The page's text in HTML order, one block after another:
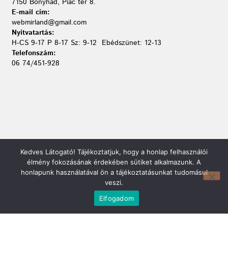
E-mail cím:
webmirland@gmail.com
Nyitvatartás:
H-CS 9-17 P 8-17 Sz: 9-12 Ebédszünet: 12-13
Telefonszám:
06 74/451-928
Kedves Látogató! Tájékoztatjuk, hogy a honlap felhasználói
élmény fokozásának érdekében sütiket alkalmazunk. A
honlapunk használatával ön a tájékoztatásunkat tudomásul
veszi.
Elfogadom